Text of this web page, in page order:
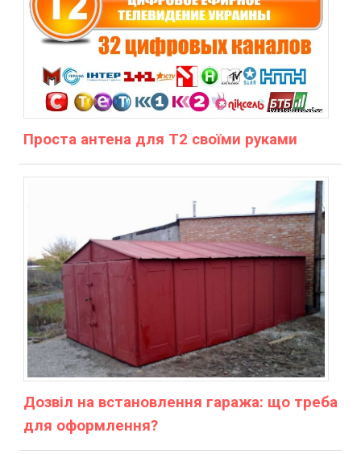
Проста антена для Т2 своїми руками
Дозвіл на встановлення гаража: що треба
для оформлення?